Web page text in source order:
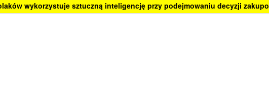
wykorzystuje sztuczną inteligencję przy podejmowaniu decyzji